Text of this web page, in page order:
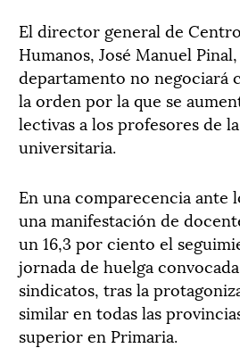
El director general de
Humanos, José Manuel
departamento no negociará
la orden por la que se
lectivas a los profesores de
universitaria.
En una comparecencia ante
una manifestación de
un 16,3 por ciento el
jornada de huelga
sindicatos, tras la
similar en todas las
superior en Primaria.